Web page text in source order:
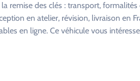
remise des clés : transport,
en atelier, révision, livraison en
en ligne. Ce véhicule vous